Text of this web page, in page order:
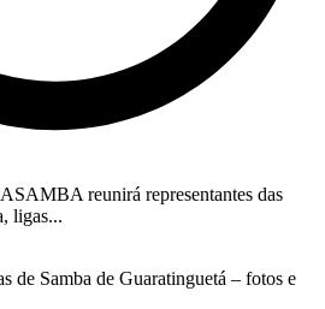
reunirá representantes das
ligas...